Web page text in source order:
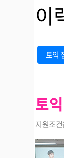
이
토익
토
지원조